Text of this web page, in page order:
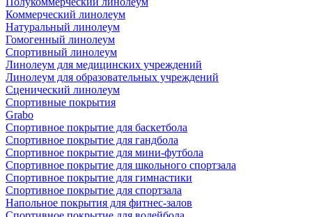
Коммерческий линолеум
Натуральный линолеум
Гомогенный линолеум
Спортивный линолеум
Линолеум для медицинских учреждений
Линолеум для образовательных учреждений
Сценический линолеум
Спортивные покрытия
Grabo
Спортивное покрытие для баскетбола
Спортивное покрытие для гандбола
Спортивное покрытие для мини-футбола
Спортивное покрытие для школьного спортзала
Спортивное покрытие для гимнастики
Спортивное покрытие для спортзала
Напольное покрытия для фитнес-залов